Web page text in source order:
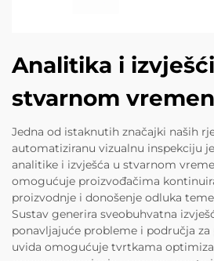
Analitika i
stvarnom
Jedna od istaknutih značajki naših
automatiziranu vizualnu inspekciju
analitike i izvješća u stvarnom
omogućuje proizvođačima
proizvodnje i donošenje odluka
Sustav generira sveobuhvatna
ponavljajuće probleme i područja za
uvida omogućuje tvrtkama